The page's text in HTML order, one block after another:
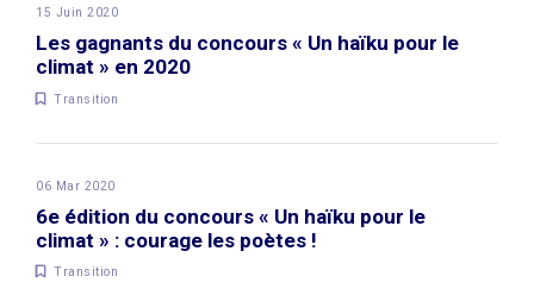
15 Juin 2020
Les gagnants du concours « Un haïku pour le
climat » en 2020
Transition
06 Mar 2020
6e édition du concours « Un haïku pour le
climat » : courage les poètes !
Transition